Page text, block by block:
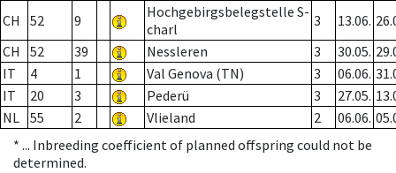
CH
52 9
Hochgebirgsbelegstelle S-
charl
3 13.06.
CH
52 39 Nessleren 3 30.05.
IT
4 1 Val Genova (TN) 3 06.06.
IT
20 3 Pederü 3 27.05.
NL 55 2 Vlieland 2 06.06.
* ... Inbreeding coefficient of planned offspring could not be
determined.